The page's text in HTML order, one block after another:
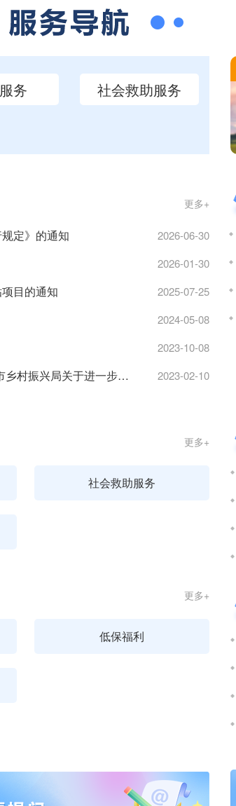
务
社会救助服务
更多+
定》的通知 2026-06-30
2026-01-30
目的通知 2025-07-25
2024-05-08
2023-10-08
柳民发〔2023〕3号 柳州市民政局 柳州市委农办 柳州市财政局柳州市乡村振兴局关于进一步做好最低生活 保障等社会救助兜底保障工作的通知 2023-02-10
更多+
社会救助服务
更多+
低保福利